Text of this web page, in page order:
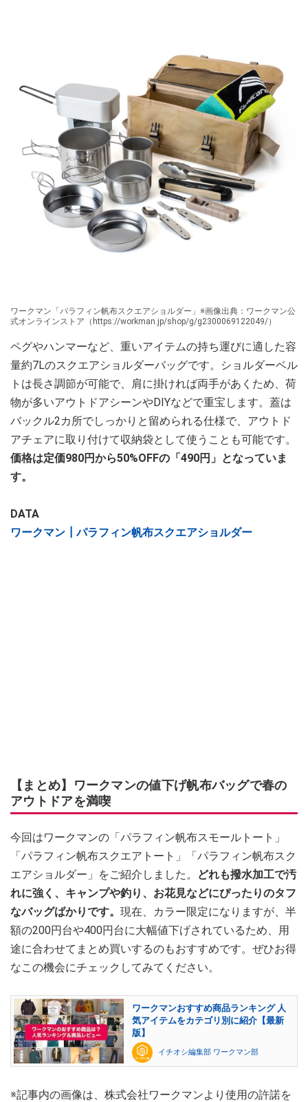
ワークマン「パラフィン帆布スクエアショルダー」※画像出典：ワークマン公
式オンラインストア（https://workman.jp/shop/g/g2300069122049/）
ペグやハンマーなど、重いアイテムの持ち運びに適した容
量約7Lのスクエアショルダーバッグです。ショルダーベル
トは長さ調節が可能で、肩に掛ければ両手があくため、荷
物が多いアウトドアシーンやDIYなどで重宝します。蓋は
バックル2カ所でしっかりと留められる仕様で、アウトド
アチェアに取り付けて収納袋として使うことも可能です。
価格は定価980円から50%OFFの「490円」となっていま
す。
DATA
ワークマン┃パラフィン帆布スクエアショルダー
【まとめ】ワークマンの値下げ帆布バッグで春の
アウトドアを満喫
今回はワークマンの「パラフィン帆布スモールトート」
「パラフィン帆布スクエアトート」「パラフィン帆布スク
エアショルダー」をご紹介しました。
どれも撥水加工で汚
れに強く、キャンプや釣り、お花見などにぴったりのタフ
なバッグばかりです。 現在、カラー限定になりますが、半
額の200円台や400円台に大幅値下げされているため、用
途に合わせてまとめ買いするのもおすすめです。ぜひお得
なこの機会にチェックしてみてください。
ワークマンおすすめ商品ランキング 人
気アイテムをカテゴリ別に紹介【最新
版】
イチオシ編集部 ワークマン部
※記事内の画像は、株式会社ワークマンより使用の許諾を